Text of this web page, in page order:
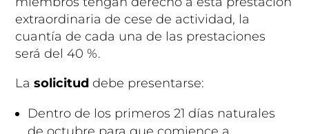
extraordinaria de cese de actividad, la
cuantía de cada una de las prestaciones
será del 40 %.
La solicitud debe presentarse:
Dentro de los primeros 21 días naturales